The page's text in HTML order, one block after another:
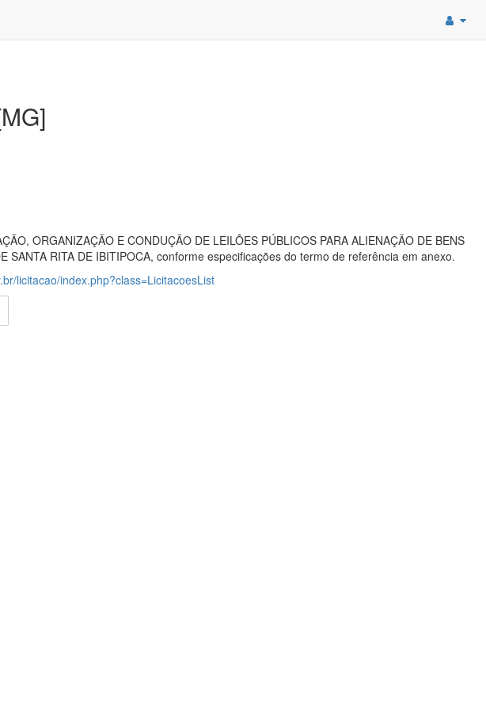
ORGANIZAÇÃO E CONDUÇÃO DE LEILÕES PÚBLICOS PARA ALIENAÇÃO DE BENS
SANTA RITA DE IBITIPOCA, conforme especificações do termo de referência em anexo.
licitacao/index.php?class=LicitacoesList